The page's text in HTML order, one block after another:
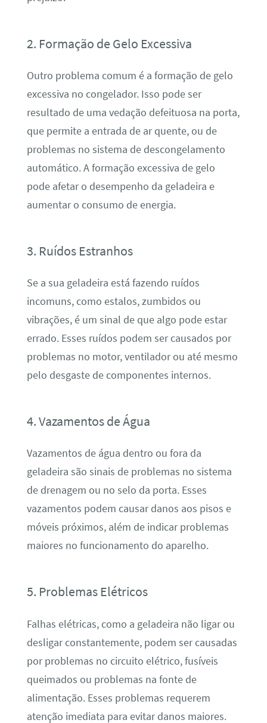
2. Formação de Gelo Excessiva
Outro problema comum é a formação de gelo
excessiva no congelador. Isso pode ser
resultado de uma vedação defeituosa na porta,
que permite a entrada de ar quente, ou de
problemas no sistema de descongelamento
automático. A formação excessiva de gelo
pode afetar o desempenho da geladeira e
aumentar o consumo de energia.
3. Ruídos Estranhos
Se a sua geladeira está fazendo ruídos
incomuns, como estalos, zumbidos ou
vibrações, é um sinal de que algo pode estar
errado. Esses ruídos podem ser causados por
problemas no motor, ventilador ou até mesmo
pelo desgaste de componentes internos.
4. Vazamentos de Água
Vazamentos de água dentro ou fora da
geladeira são sinais de problemas no sistema
de drenagem ou no selo da porta. Esses
vazamentos podem causar danos aos pisos e
móveis próximos, além de indicar problemas
maiores no funcionamento do aparelho.
5. Problemas Elétricos
Falhas elétricas, como a geladeira não ligar ou
desligar constantemente, podem ser causadas
por problemas no circuito elétrico, fusíveis
queimados ou problemas na fonte de
alimentação. Esses problemas requerem
atenção imediata para evitar danos maiores.